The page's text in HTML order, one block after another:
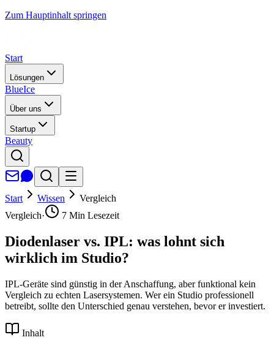
Zum Hauptinhalt springen
Start
Lösungen
BlueIce
Über uns
Startup
Beauty
Start Wissen
Vergleich
Vergleich· 7 Min Lesezeit
Diodenlaser vs. IPL: was lohnt sich
wirklich im Studio?
IPL-Geräte sind günstig in der Anschaffung, aber funktional kein
Vergleich zu echten Lasersystemen. Wer ein Studio professionell
betreibt, sollte den Unterschied genau verstehen, bevor er investiert.
Inhalt